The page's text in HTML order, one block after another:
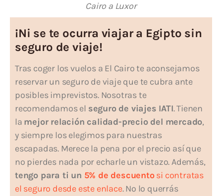
Cairo a Luxor
¡Ni se te ocurra viajar a Egipto sin
seguro de viaje!
Tras coger los vuelos a El Cairo te aconsejamos
reservar un seguro de viaje que te cubra ante
posibles imprevistos. Nosotras te
recomendamos el seguro de viajes IATI. Tienen
la mejor relación calidad-precio del mercado,
y siempre los elegimos para nuestras
escapadas. Merece la pena por el precio así que
no pierdes nada por echarle un vistazo. Además,
tengo para ti un 5% de descuentosi contratas
el seguro desde este enlace. No lo querrás